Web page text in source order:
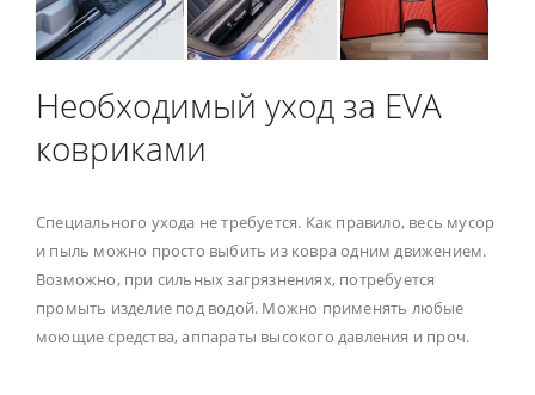
Необходимый уход за EVA
ковриками
Специального ухода не требуется. Как правило, весь мусор
и пыль можно просто выбить из ковра одним движением.
Возможно, при сильных загрязнениях, потребуется
промыть изделие под водой. Можно применять любые
моющие средства, аппараты высокого давления и проч.